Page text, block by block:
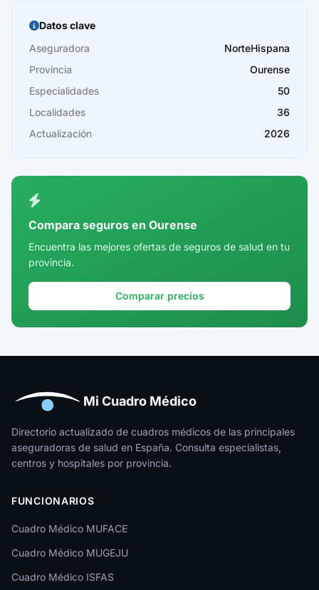
Burgos
Cáceres
Cádiz
Cantabria
Castellón
Córdoba
Cuenca
Girona
Huesca
Jaén
La Rioja
León
Lleida
Lugo
Datos clave
Aseguradora
NorteHispana
Provincia
Ourense
Especialidades
50
Localidades
36
Actualización
2026
Compara seguros en Ourense
Encuentra las mejores ofertas de seguros de salud en tu
provincia.
Comparar precios
Mi Cuadro Médico
Directorio actualizado de cuadros médicos de las principales
aseguradoras de salud en España. Consulta especialistas,
centros y hospitales por provincia.
FUNCIONARIOS
Cuadro Médico MUFACE
Cuadro Médico MUGEJU
Cuadro Médico ISFAS